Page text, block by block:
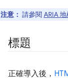
注意： 請參閱 ARIA
標題
正確導入後，